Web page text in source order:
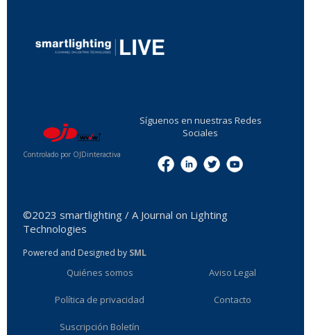
Controlado por OJDinteractiva
Síguenos en nuestras Redes
Sociales
©2023 smartlighting / A Journal on Lighting
Technologies
Powered and Designed by SML
Quiénes somos Aviso Legal
Política de privacidad Contacto
Suscripción Boletín